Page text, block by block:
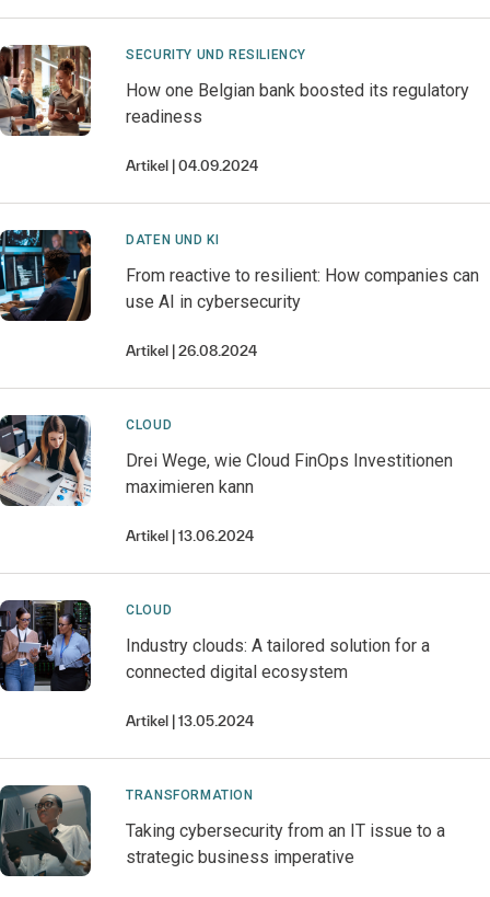
SECURITY UND RESILIENCY
How one Belgian bank boosted its regulatory
readiness
Artikel 04.09.2024
DATEN UND KI
From reactive to resilient: How companies can
use AI in cybersecurity
Artikel 26.08.2024
CLOUD
Drei Wege, wie Cloud FinOps Investitionen
maximieren kann
Artikel 13.06.2024
CLOUD
Industry clouds: A tailored solution for a
connected digital ecosystem
Artikel 13.05.2024
TRANSFORMATION
Taking cybersecurity from an IT issue to a
strategic business imperative